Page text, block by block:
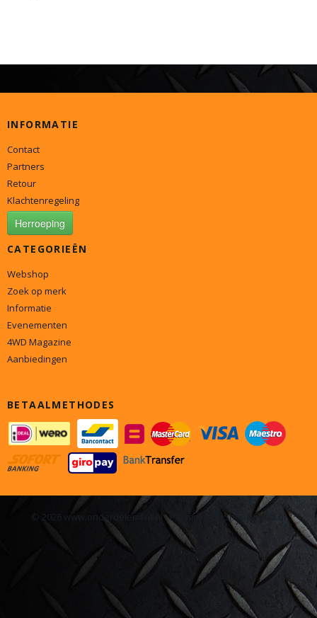
INFORMATIE
Contact
Partners
Retour
Klachtenregeling
Herroeping
CATEGORIEËN
Webshop
Zoek op merk
Informatie
Evenementen
4WD Magazine
Aanbiedingen
BETAALMETHODES
© 2026 www.onderdelen4x4.nl - Powered by Shoppagina.nl